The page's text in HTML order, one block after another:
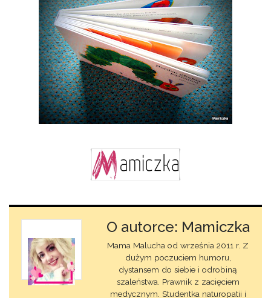
O autorce: Mamiczka
Mama Malucha od września 2011 r. Z
dużym poczuciem humoru,
dystansem do siebie i odrobiną
szaleństwa. Prawnik z zacięciem
medycznym. Studentka naturopatii i